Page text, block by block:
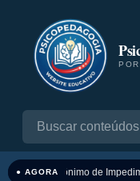
● AGORASinônimo de